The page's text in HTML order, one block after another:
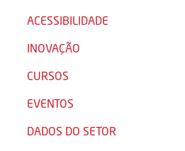
ACESSIBILIDADE
INOVAÇÃO
CURSOS
EVENTOS
DADOS DO SETOR